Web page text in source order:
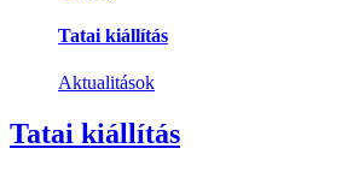
Tatai kiállítás
Aktualitások
Tatai kiállítás